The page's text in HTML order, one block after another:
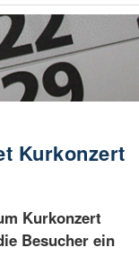
Kurkonzert
Kurkonzert
Besucher ein